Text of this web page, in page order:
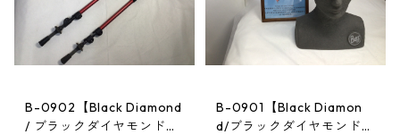
B-0902【Black Diamond
/ ブラックダイヤモンド】
B-0901【Black Diamon
d/ブラックダイヤモンド】